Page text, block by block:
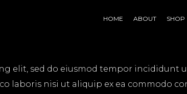
HOME ABOUT SHOP
elit, sed do eiusmod tempor incididunt
laboris nisi ut aliquip ex ea commodo